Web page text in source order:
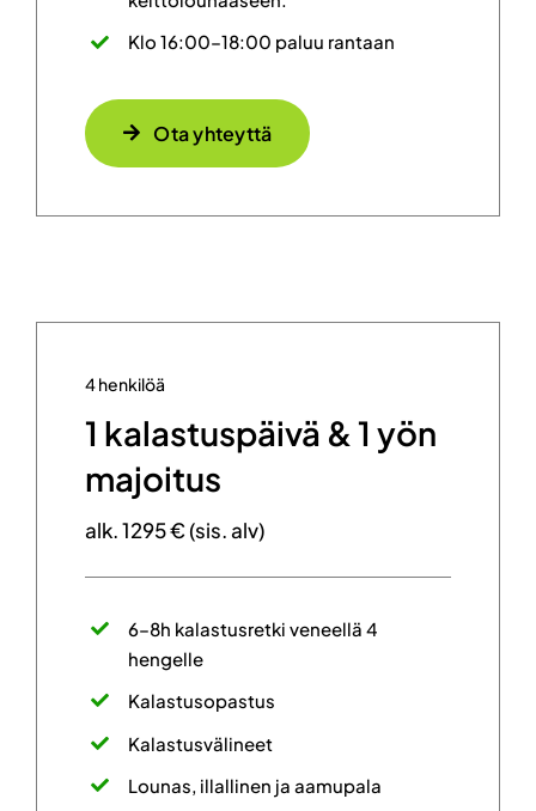
Klo 16:00–18:00 paluu rantaan
Ota yhteyttä
4 henkilöä
1 kalastuspäivä & 1 yön
majoitus
alk. 1295 € (sis. alv)
6–8h kalastusretki veneellä 4
hengelle
Kalastusopastus
Kalastusvälineet
Lounas, illallinen ja aamupala